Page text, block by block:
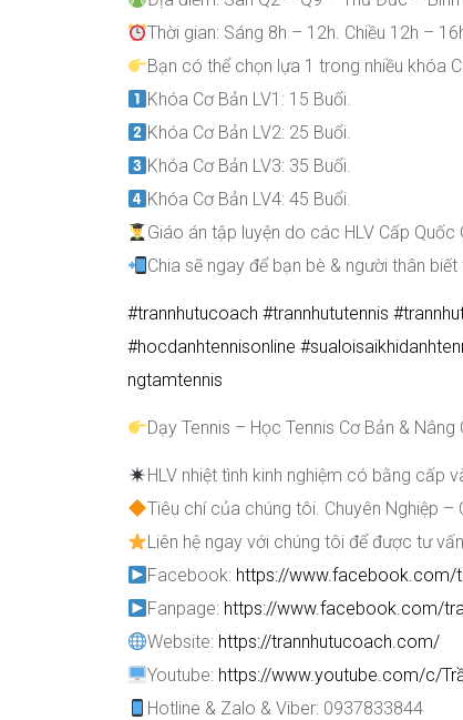
Thời gian: Sáng 8h – 12h. Chiều 12h –
Bạn có thể chọn lựa 1 trong nhiều khóa
Khóa Cơ Bản LV1: 15 Buổi.
Khóa Cơ Bản LV2: 25 Buổi.
Khóa Cơ Bản LV3: 35 Buổi.
Khóa Cơ Bản LV4: 45 Buổi.
Giáo án tập luyện do các HLV Cấp Quốc
Chia sẽ ngay để bạn bè & người thân
#trannhutucoach #trannhututennis #
#hocdanhtennisonline #
ngtamtennis
Dạy Tennis – Học Tennis Cơ Bản & Nâng
HLV nhiệt tình kinh nghiệm có bằng cấp
Tiêu chí của chúng tôi. Chuyên Nghiệp –
Liên hệ ngay với chúng tôi để được tư
Facebook: https://www.facebook.com/
Fanpage: https://www.facebook.com/
Website: https://trannhutucoach.com/
Youtube: https://www.youtube.com/c/
Hotline & Zalo & Viber: 0937833844